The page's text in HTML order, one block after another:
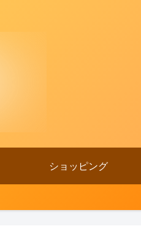
ショッピング